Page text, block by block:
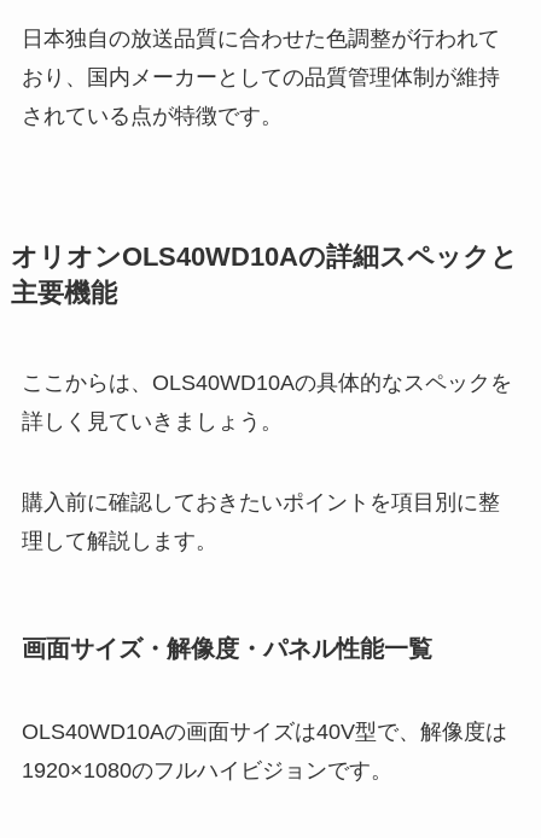
日本独自の放送品質に合わせた色調整が行われて
おり、国内メーカーとしての品質管理体制が維持
されている点が特徴です。
オリオンOLS40WD10Aの詳細スペックと
主要機能
ここからは、OLS40WD10Aの具体的なスペックを
詳しく見ていきましょう。
購入前に確認しておきたいポイントを項目別に整
理して解説します。
画面サイズ・解像度・パネル性能一覧
OLS40WD10Aの画面サイズは40V型で、解像度は
1920×1080のフルハイビジョンです。